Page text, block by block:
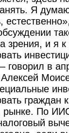
Я
зрения, и я
говорил в
граждан
По